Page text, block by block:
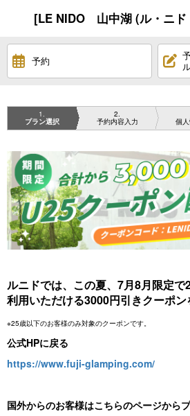
[LE NIDO 山中湖 (ル・ニ
予約
1
プラン選択
2
予約内容入力 個
ルニドでは、この夏、7月8月限定
利用いただける3000円引きクーポ
※25歳以下のお客様のみ対象のクーポンです。
公式HPに戻る
https://www.fuji-glamping.com/
国外からのお客様はこちらのページから